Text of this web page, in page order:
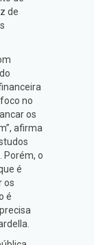
de
no
os
afirma
Porém, o
é
os
é